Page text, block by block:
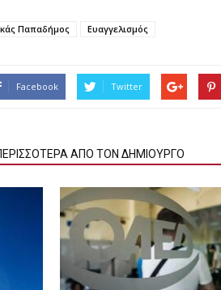
Παπαδήμος Ευαγγελισμός
Facebook Twitter
ΑΠΟ ΤΟΝ ΔΗΜΙΟΥΡΓΟ